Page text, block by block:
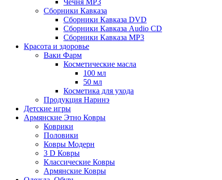
Чечня MP3
Сборники Кавказа
Сборники Кавказа DVD
Сборники Кавказа Audio CD
Сборники Кавказа MP3
Красота и здоровье
Ваки Фарм
Косметические масла
100 мл
50 мл
Косметика для ухода
Продукция Наринэ
Детские игры
Армянские Этно Ковры
Коврики
Половики
Ковры Модерн
3 D Ковры
Классические Ковры
Армянские Ковры